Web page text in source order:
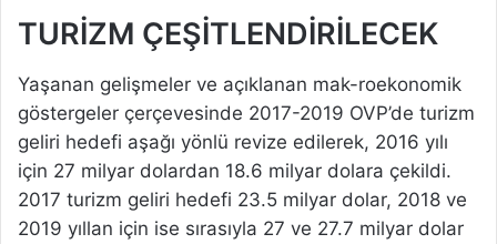
TURİZM ÇEŞİTLENDİRİLECEK
Yaşanan gelişmeler ve açıklanan mak-roekonomik
göstergeler çerçevesinde 2017-2019 OVP’de turizm
geliri hedefi aşağı yönlü revize edilerek, 2016 yılı
için 27 milyar dolardan 18.6 milyar dolara çekildi.
2017 turizm geliri hedefi 23.5 milyar dolar, 2018 ve
2019 yıllan için ise sırasıyla 27 ve 27.7 milyar dolar